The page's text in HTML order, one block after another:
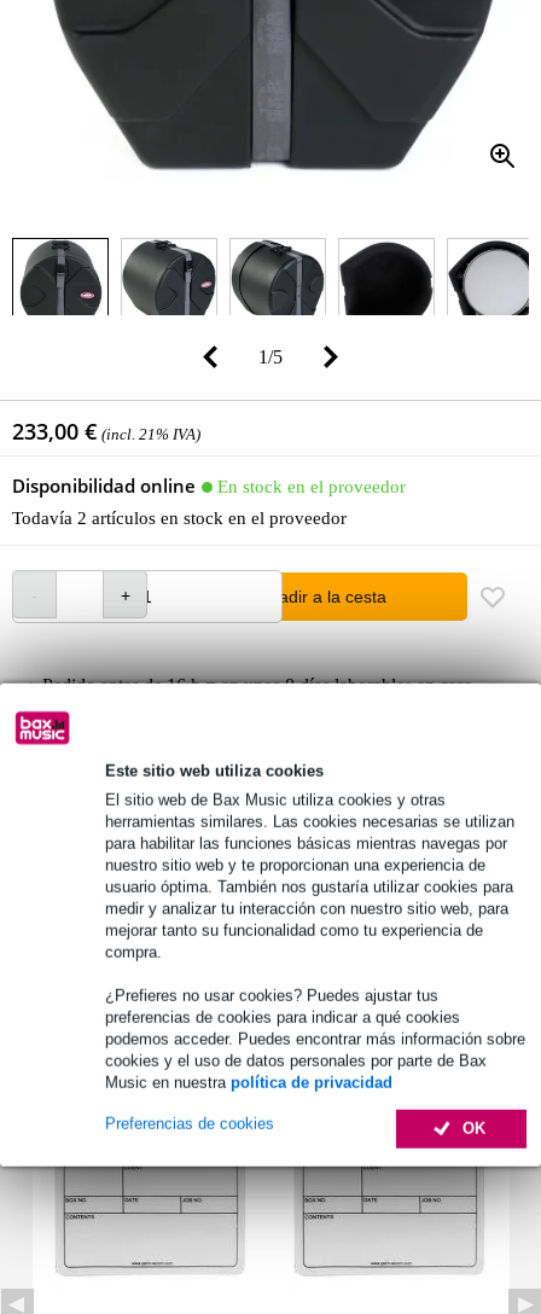
Este sitio web utiliza cookies
El sitio web de Bax Music utiliza cookies y otras
herramientas similares. Las cookies necesarias se utilizan
para habilitar las funciones básicas mientras navegas por
nuestro sitio web y te proporcionan una experiencia de
usuario óptima. También nos gustaría utilizar cookies para
medir y analizar tu interacción con nuestro sitio web, para
mejorar tanto su funcionalidad como tu experiencia de
compra.
¿Prefieres no usar cookies? Puedes ajustar tus
preferencias de cookies para indicar a qué cookies
podemos acceder. Puedes encontrar más información sobre
cookies y el uso de datos personales por parte de Bax
Music en nuestra política de privacidad
OK
Preferencias de cookies
1/5
233,00 € (incl. 21% IVA)
Disponibilidad online
En stock en el proveedor
Todavía 2 artículos en stock en el proveedor
añadir a la cesta
Pedido antes de 16 h = en unos 8 días laborables en casa
Más de 48.000 artículos en stock
1.250 marcas líderes
Información del producto
Estuche SKB para tom
construcción robusta
asa robusta para facilitar el transporte
Especificaciones completas
Accesorios (2)